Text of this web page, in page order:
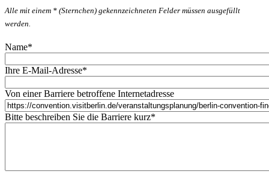
Alle mit einem * (Sternchen) gekennzeichneten Felder müssen ausgefüllt
werden.
Name*
Ihre E-Mail-Adresse*
Von einer Barriere betroffene Internetadresse
Bitte beschreiben Sie die Barriere kurz*